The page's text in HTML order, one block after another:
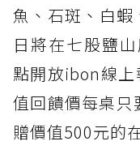
魚、石斑、白
日將在七股鹽
點開放ibon線
值回饋價每桌
贈價值500元的